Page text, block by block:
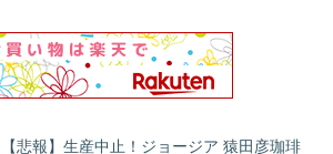
【悲報】生産中止！ジョージア 猿田彦珈琲